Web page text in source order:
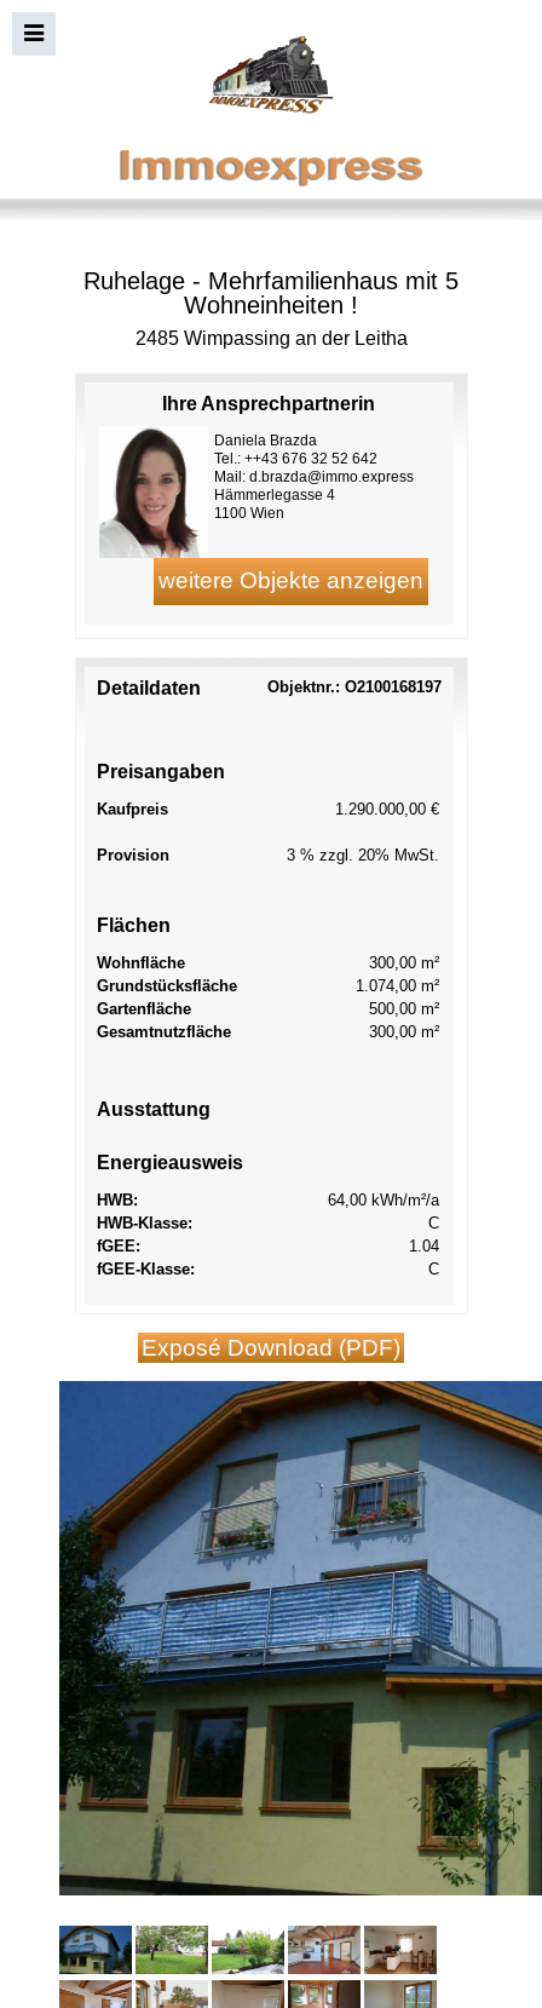
Ruhelage - Mehrfamilienhaus mit 5
Wohneinheiten !
2485 Wimpassing an der Leitha
Ihre Ansprechpartnerin
Daniela Brazda
Tel.: ++43 676 32 52 642
Mail: d.brazda@immo.express
Hämmerlegasse 4
1100 Wien
Detaildaten Objektnr.: O2100168197
Preisangaben
Kaufpreis 1.290.000,00 €
Provision 3 % zzgl. 20% MwSt.
Flächen
Wohnfläche
300,00 m²
Grundstücksfläche
1.074,00 m²
Gartenfläche
500,00 m²
Gesamtnutzfläche
300,00 m²
Ausstattung
Energieausweis
HWB:
64,00 kWh/m²/a
HWB-Klasse:
C
fGEE:
1.04
fGEE-Klasse: C
Exposé Download (PDF)